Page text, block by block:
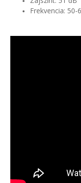
Frekvencia: 50-